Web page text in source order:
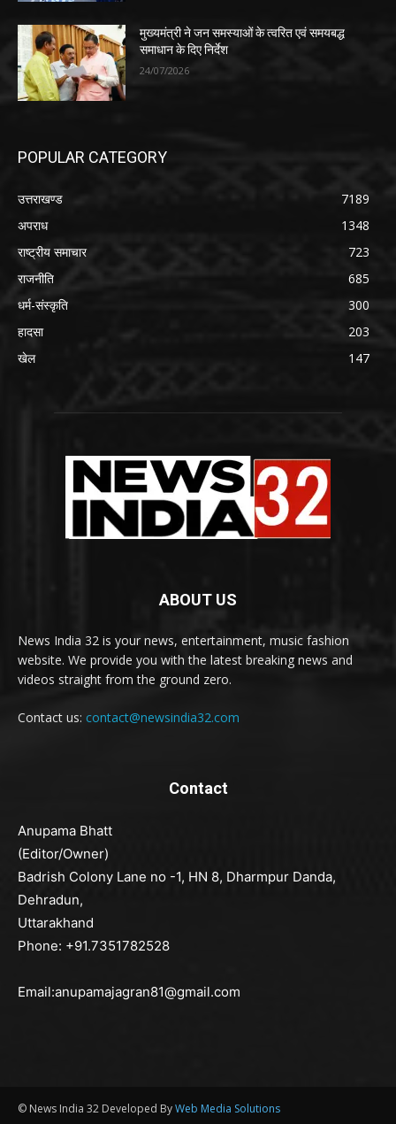
मुख्यमंत्री ने जन समस्याओं के त्वरित एवं समयबद्ध
समाधान के दिए निर्देश
24/07/2026
POPULAR CATEGORY
उत्तराखण्ड
7189
अपराध
1348
राष्ट्रीय समाचार
723
राजनीति
685
धर्म-संस्कृति
300
हादसा
203
खेल
147
ABOUT US
News India 32 is your news, entertainment, music fashion
website. We provide you with the latest breaking news and
videos straight from the ground zero.
Contact us: contact@newsindia32.com
Contact
Anupama Bhatt
(Editor/Owner)
Badrish Colony Lane no -1, HN 8, Dharmpur Danda,
Dehradun,
Uttarakhand
Phone: +91.7351782528
Email:anupamajagran81@gmail.com
© News India 32 Developed ByWeb Media Solutions